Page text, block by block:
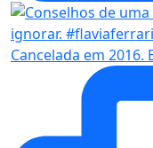
Cancelada em 2016.